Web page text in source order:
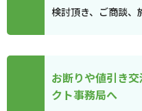
検討頂き、ご商談、
お断りや値引き
クト事務局へ